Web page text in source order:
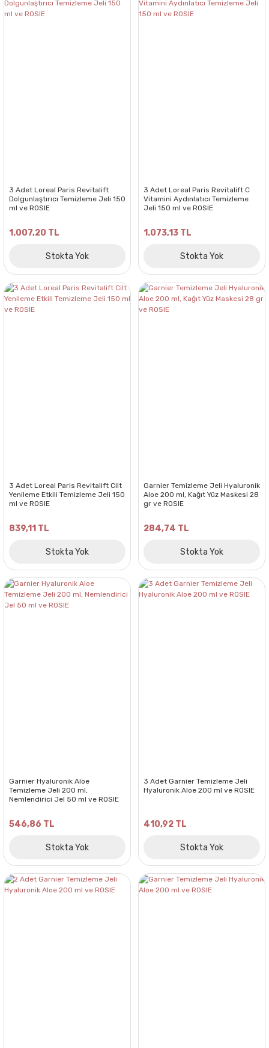
3 Adet Loreal Paris Revitalift
Dolgunlaştırıcı Temizleme Jeli 150
ml ve ROSIE
1.007,20 TL
Stokta Yok
3 Adet Loreal Paris Revitalift C
Vitamini Aydınlatıcı Temizleme
Jeli 150 ml ve ROSIE
1.073,13 TL
Stokta Yok
3 Adet Loreal Paris Revitalift Cilt
Yenileme Etkili Temizleme Jeli 150
ml ve ROSIE
839,11 TL
Stokta Yok
Garnier Temizleme Jeli Hyaluronik
Aloe 200 ml, Kağıt Yüz Maskesi 28
gr ve ROSIE
284,74 TL
Stokta Yok
Garnier Hyaluronik Aloe
Temizleme Jeli 200 ml,
Nemlendirici Jel 50 ml ve ROSIE
546,86 TL
Stokta Yok
3 Adet Garnier Temizleme Jeli
Hyaluronik Aloe 200 ml ve ROSIE
410,92 TL
Stokta Yok